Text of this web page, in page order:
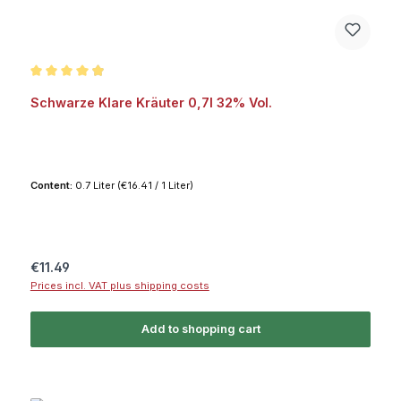
Schwarze Klare Kräuter 0,7l 32% Vol.
Content: 0.7 Liter (€16.41 / 1 Liter)
Regular price:
€11.49
Prices incl. VAT plus shipping costs
Add to shopping cart